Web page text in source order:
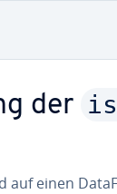
der
auf einen